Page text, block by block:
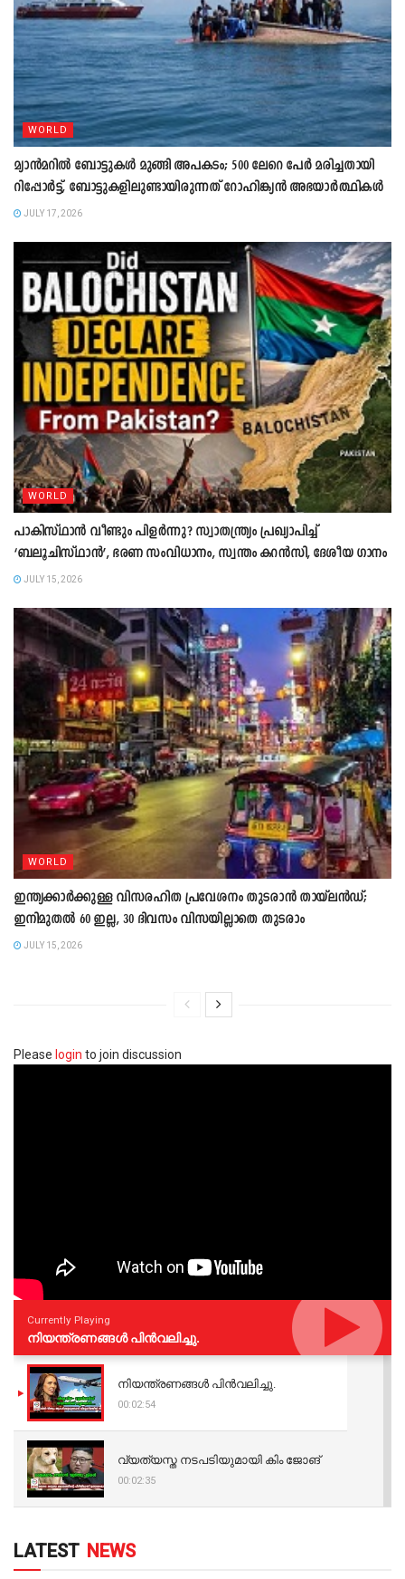
WORLD
മ്യാൻമറിൽ ബോട്ടുകള്‍ മുങ്ങി അപകടം; 500 ലേറെ പേര്‍ മരിച്ചതായി
റിപ്പോര്‍ട്ട്, ബോട്ടുകളിലുണ്ടായിരുന്നത് റോഹിങ്ക്യൻ അഭയാര്‍ത്ഥികള്‍
JULY 17, 2026
WORLD
പാകിസ്ഥാൻ വീണ്ടും പിളർന്നു? സ്വാതന്ത്ര്യം പ്രഖ്യാപിച്ച്
‘ബലൂചിസ്ഥാൻ’, ഭരണ സംവിധാനം, സ്വന്തം കറൻസി, ദേശീയ ഗാനം
JULY 15, 2026
WORLD
ഇന്ത്യക്കാർക്കുള്ള വിസരഹിത പ്രവേശനം തുടരാൻ തായ്‍ലൻഡ്;
ഇനിമുതൽ 60 ഇല്ല, 30 ദിവസം വിസയില്ലാതെ തുടരാം
JULY 15, 2026
Please login to join discussion
Currently Playing
നിയന്ത്രണങ്ങള്‍ പിന്‍വലിച്ചു.
നിയന്ത്രണങ്ങള്‍ പിന്‍വലിച്ചു.
00:02:54
വ്യത്യസ്ത നടപടിയുമായി കിം ജോങ്
00:02:35
LATEST NEWS